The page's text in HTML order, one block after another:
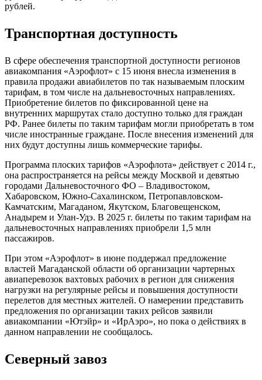
рублей.
Транспортная доступность
В сфере обеспечения транспортной доступности регионов
авиакомпания «Аэрофлот» с 15 июня внесла изменения в
правила продажи авиабилетов по так называемым плоским
тарифам, в том числе на дальневосточных направлениях.
Приобретение билетов по фиксированной цене на
внутренних маршрутах стало доступно только для граждан
РФ. Ранее билеты по таким тарифам могли приобретать в том
числе иностранные граждане. После внесения изменений для
них будут доступны лишь коммерческие тарифы.
Программа плоских тарифов «Аэрофлота» действует с 2014 г.,
она распространяется на рейсы между Москвой и девятью
городами Дальневосточного ФО – Владивостоком,
Хабаровском, Южно-Сахалинском, Петропавловском-
Камчатским, Магаданом, Якутском, Благовещенском,
Анадырем и Улан-Удэ. В 2025 г. билеты по таким тарифам на
дальневосточных направлениях приобрели 1,5 млн
пассажиров.
При этом «Аэрофлот» в июне поддержал предложение
властей Магаданской области об организации чартерных
авиаперевозок вахтовых рабочих в регион для снижения
нагрузки на регулярные рейсы и повышения доступности
перелетов для местных жителей. О намерении представить
предложения по организации таких рейсов заявили
авиакомпании «Ютэйр» и «ИрАэро», но пока о действиях в
данном направлении не сообщалось.
Северный завоз